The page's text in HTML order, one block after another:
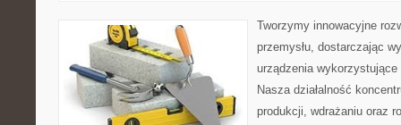
Tworzymy innowacyjne
przemysłu, dostarczając
urządzenia
Nasza działalność
produkcji, wdrażaniu oraz